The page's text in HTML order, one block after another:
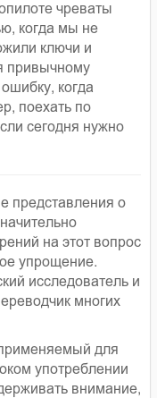
чреваты
когда мы не
ключи и
привычному
когда
поехать по
сегодня нужно
представления о
на этот вопрос
упрощение.
исследователь и
многих
для
употреблении
внимание,